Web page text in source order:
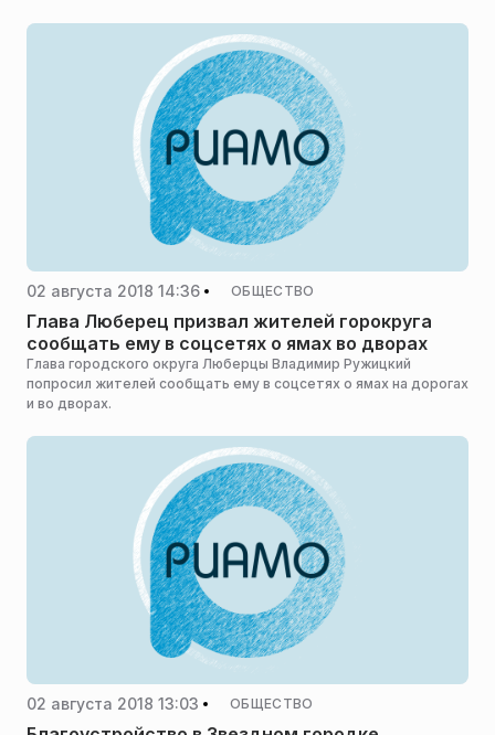
02 августа 2018 14:36 ОБЩЕСТВО
Глава Люберец призвал жителей горокруга
сообщать ему в соцсетях о ямах во дворах
Глава городского округа Люберцы Владимир Ружицкий
попросил жителей сообщать ему в соцсетях о ямах на дорогах
и во дворах.
02 августа 2018 13:03 ОБЩЕСТВО